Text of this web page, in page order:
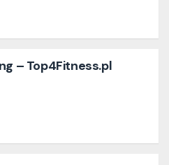
– Top4Fitness.pl